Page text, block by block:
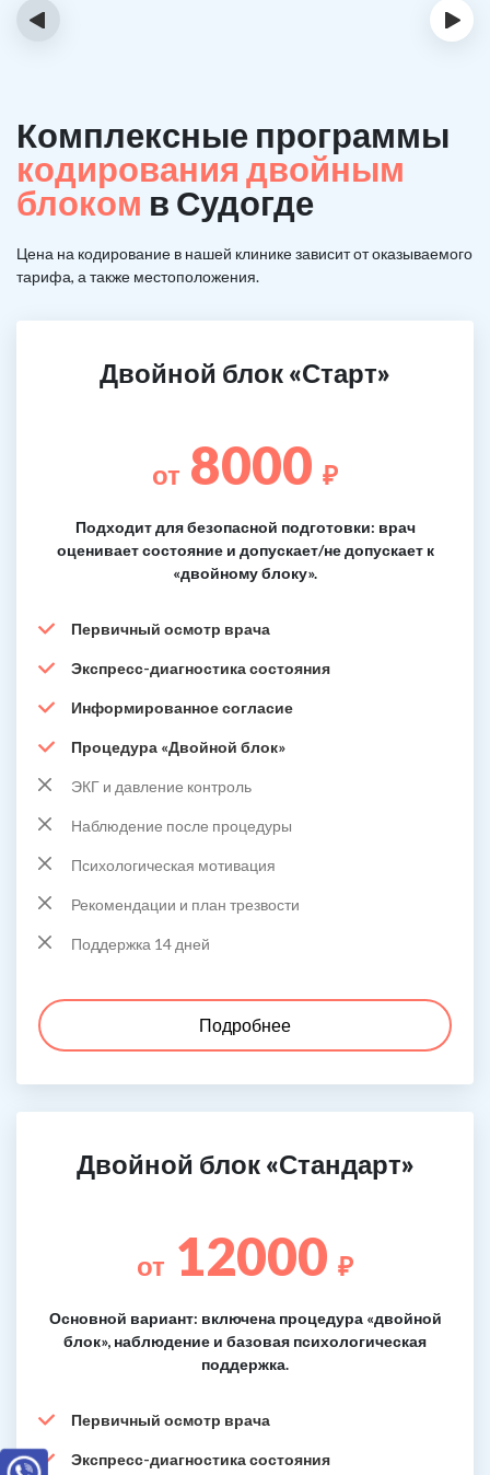
‹ ›
Комплексные программы
кодирования двойным
блоком в Судогде
Цена на кодирование в нашей клинике зависит от оказываемого
тарифа, а также местоположения.
Двойной блок «Старт»
от 8000 ₽
Подходит для безопасной подготовки: врач
оценивает состояние и допускает/не допускает к
«двойному блоку».
Первичный осмотр врача
Экспресс-диагностика состояния
Информированное согласие
Процедура «Двойной блок»
ЭКГ и давление контроль
Наблюдение после процедуры
Психологическая мотивация
Рекомендации и план трезвости
Поддержка 14 дней
Подробнее
Двойной блок «Стандарт»
от 12000 ₽
Основной вариант: включена процедура «двойной
блок», наблюдение и базовая психологическая
поддержка.
Первичный осмотр врача
Экспресс-диагностика состояния